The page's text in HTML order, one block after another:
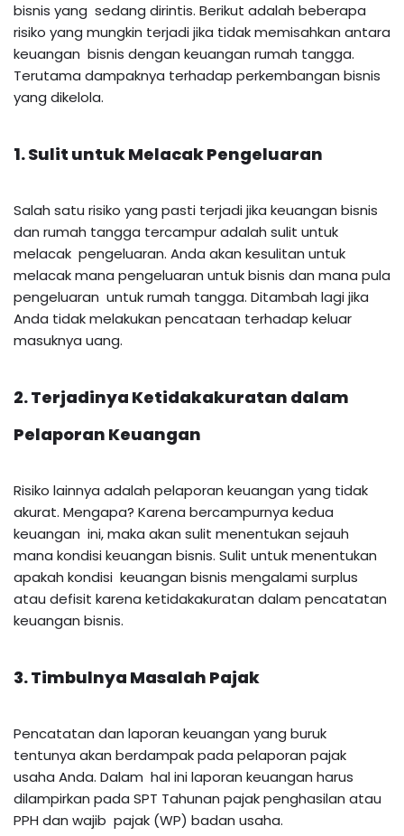
bisnis yang sedang dirintis. Berikut adalah beberapa
risiko yang mungkin terjadi jika tidak memisahkan antara
keuangan bisnis dengan keuangan rumah tangga.
Terutama dampaknya terhadap perkembangan bisnis
yang dikelola.
1. Sulit untuk Melacak Pengeluaran
Salah satu risiko yang pasti terjadi jika keuangan bisnis
dan rumah tangga tercampur adalah sulit untuk
melacak pengeluaran. Anda akan kesulitan untuk
melacak mana pengeluaran untuk bisnis dan mana pula
pengeluaran untuk rumah tangga. Ditambah lagi jika
Anda tidak melakukan pencataan terhadap keluar
masuknya uang.
2. Terjadinya Ketidakakuratan dalam
Pelaporan Keuangan
Risiko lainnya adalah pelaporan keuangan yang tidak
akurat. Mengapa? Karena bercampurnya kedua
keuangan ini, maka akan sulit menentukan sejauh
mana kondisi keuangan bisnis. Sulit untuk menentukan
apakah kondisi keuangan bisnis mengalami surplus
atau defisit karena ketidakakuratan dalam pencatatan
keuangan bisnis.
3. Timbulnya Masalah Pajak
Pencatatan dan laporan keuangan yang buruk
tentunya akan berdampak pada pelaporan pajak
usaha Anda. Dalam hal ini laporan keuangan harus
dilampirkan pada SPT Tahunan pajak penghasilan atau
PPH dan wajib pajak (WP) badan usaha.